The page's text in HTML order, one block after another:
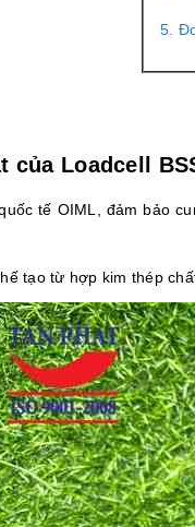
5.
của Loadcell
tế OIML, đảm bảo
tạo từ hợp kim thép